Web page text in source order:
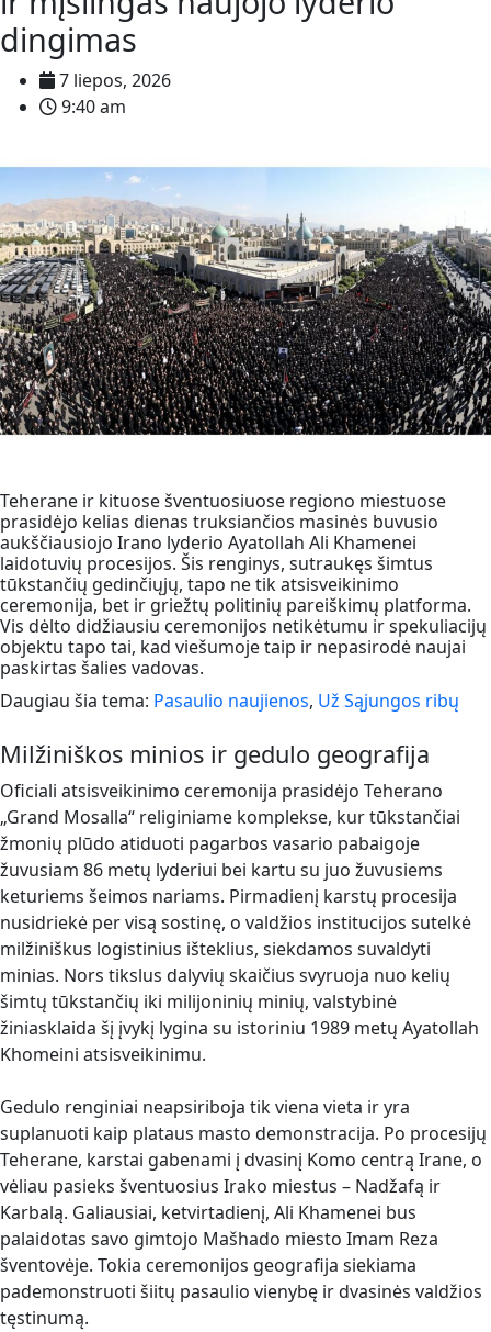
dingimas
7 liepos, 2026
9:40 am
Teherane ir kituose šventuosiuose regiono miestuose
prasidėjo kelias dienas truksiančios masinės buvusio
aukščiausiojo Irano lyderio Ayatollah Ali Khamenei
laidotuvių procesijos. Šis renginys, sutraukęs šimtus
tūkstančių gedinčiųjų, tapo ne tik atsisveikinimo
ceremonija, bet ir griežtų politinių pareiškimų platforma.
Vis dėlto didžiausiu ceremonijos netikėtumu ir spekuliacijų
objektu tapo tai, kad viešumoje taip ir nepasirodė naujai
paskirtas šalies vadovas.
Daugiau šia tema: Pasaulio naujienos, Už Sąjungos ribų
Milžiniškos minios ir gedulo geografija
Oficiali atsisveikinimo ceremonija prasidėjo Teherano
„Grand Mosalla“ religiniame komplekse, kur tūkstančiai
žmonių plūdo atiduoti pagarbos vasario pabaigoje
žuvusiam 86 metų lyderiui bei kartu su juo žuvusiems
keturiems šeimos nariams. Pirmadienį karstų procesija
nusidriekė per visą sostinę, o valdžios institucijos sutelkė
milžiniškus logistinius išteklius, siekdamos suvaldyti
minias. Nors tikslus dalyvių skaičius svyruoja nuo kelių
šimtų tūkstančių iki milijoninių minių, valstybinė
žiniasklaida šį įvykį lygina su istoriniu 1989 metų Ayatollah
Khomeini atsisveikinimu.
Gedulo renginiai neapsiriboja tik viena vieta ir yra
suplanuoti kaip plataus masto demonstracija. Po procesijų
Teherane, karstai gabenami į dvasinį Komo centrą Irane, o
vėliau pasieks šventuosius Irako miestus – Nadžafą ir
Karbalą. Galiausiai, ketvirtadienį, Ali Khamenei bus
palaidotas savo gimtojo Mašhado miesto Imam Reza
šventovėje. Tokia ceremonijos geografija siekiama
pademonstruoti šiitų pasaulio vienybę ir dvasinės valdžios
tęstinumą.